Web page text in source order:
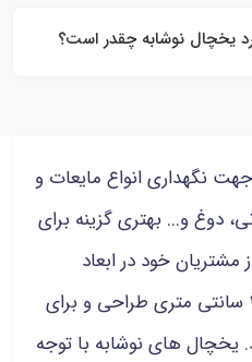
یخچال نوشابه چقدر است؟
جهت نگهداری انواع مایعات و
دوغ و... بهتری گزینه برای
مشتریان خود در ابعاد
مختلف 60 سانتی متری تا 140 سانتی متری طراحی و برای
یخچال های نوشابه با توجه